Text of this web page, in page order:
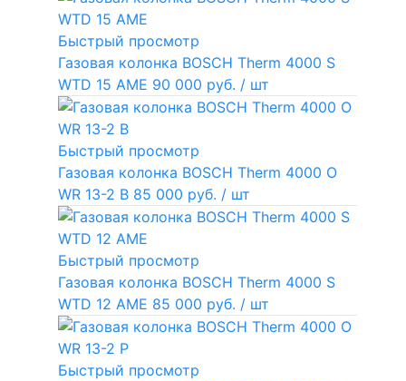
Быстрый просмотр
Газовая колонка BOSCH Therm 4000 S
WTD 15 AME 90 000 руб. / шт
Быстрый просмотр
Газовая колонка BOSCH Therm 4000 O
WR 13-2 В 85 000 руб. / шт
Быстрый просмотр
Газовая колонка BOSCH Therm 4000 S
WTD 12 AME 85 000 руб. / шт
Быстрый просмотр